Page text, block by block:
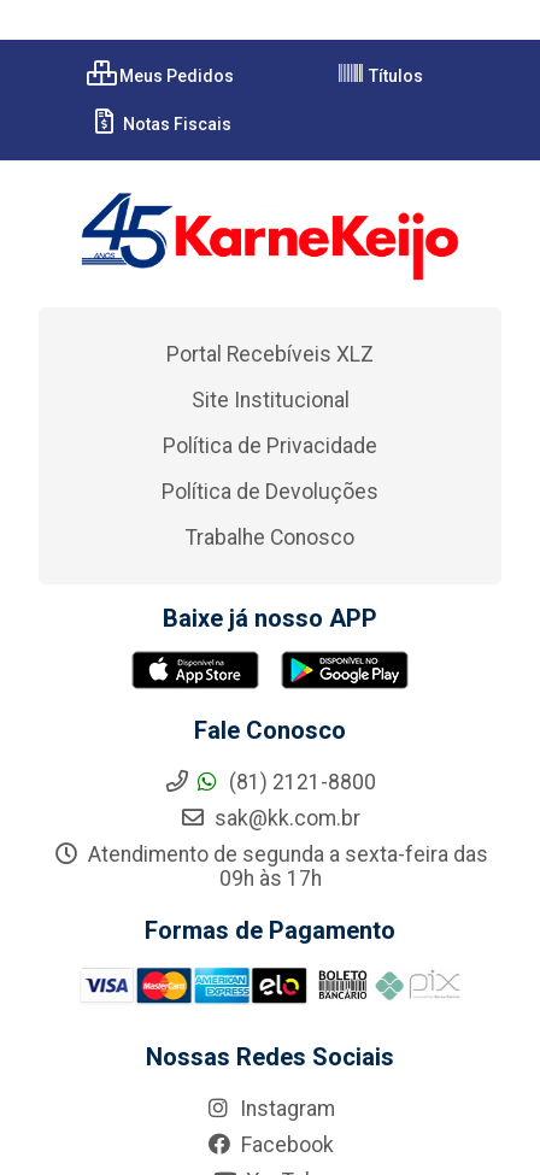
Meus Pedidos Títulos
Notas Fiscais
Portal Recebíveis XLZ
Site Institucional
Política de Privacidade
Política de Devoluções
Trabalhe Conosco
Baixe já nosso APP
Fale Conosco
(81) 2121-8800
sak@kk.com.br
Atendimento de segunda a sexta-feira das
09h às 17h
Formas de Pagamento
Nossas Redes Sociais
Instagram
Facebook